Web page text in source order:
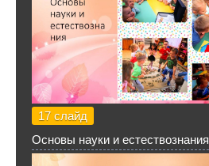
17 слайд
Основы науки и естествознания